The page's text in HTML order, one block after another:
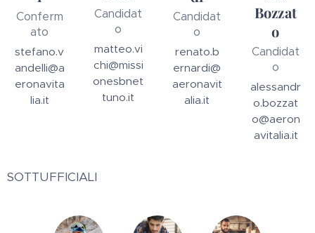
Conferm
ato
stefano.v
andelli@a
eronavita
lia.it
Candidat
o
matteo.vi
chi@missi
onesbnet
tuno.it
Candidat
o
renato.b
ernardi@
aeronavit
alia.it
Bozzat
o
Candidat
o
alessandr
o.bozzat
o@aeron
avitalia.it
SOTTUFFICIALI